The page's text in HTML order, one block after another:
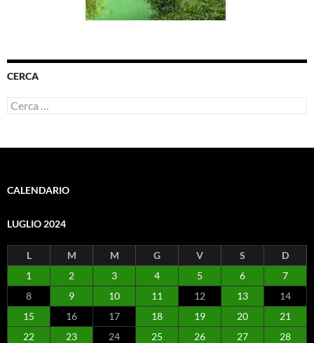
CERCA
Ricerca
per:
CALENDARIO
LUGLIO 2024
L M M G V S
D
1
2 3 4 5 6
7
8
9 10 11 12 13
14
15
16 17 18 19 20
21
22
23 24 25 26 27
28